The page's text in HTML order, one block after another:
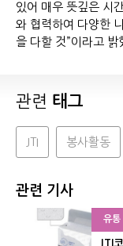
있어 매우 뜻깊은 시
와 협력하여 다양한
을 다할 것”이라고 밝
관련 태그
JTI 봉사활동
관련 기사
유통